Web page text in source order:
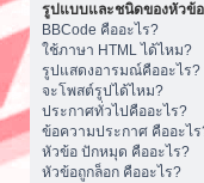
รูปแบบและชนิดของหัวข้อ
BBCode คืออะไร?
ใช้ภาษา HTML ได้ไหม?
รูปแสดงอารมณ์คืออะไร?
จะโพสต์รูปได้ไหม?
ประกาศทั่วไปคืออะไร?
ข้อความประกาศ คืออะไร
หัวข้อ ปักหมุด คืออะไร?
หัวข้อถูกล็อก คืออะไร?